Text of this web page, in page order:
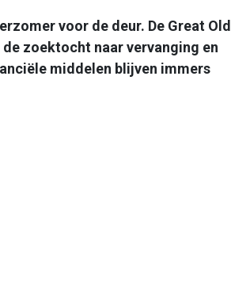
voor de deur. De Great Old
zoektocht naar vervanging en
middelen blijven immers